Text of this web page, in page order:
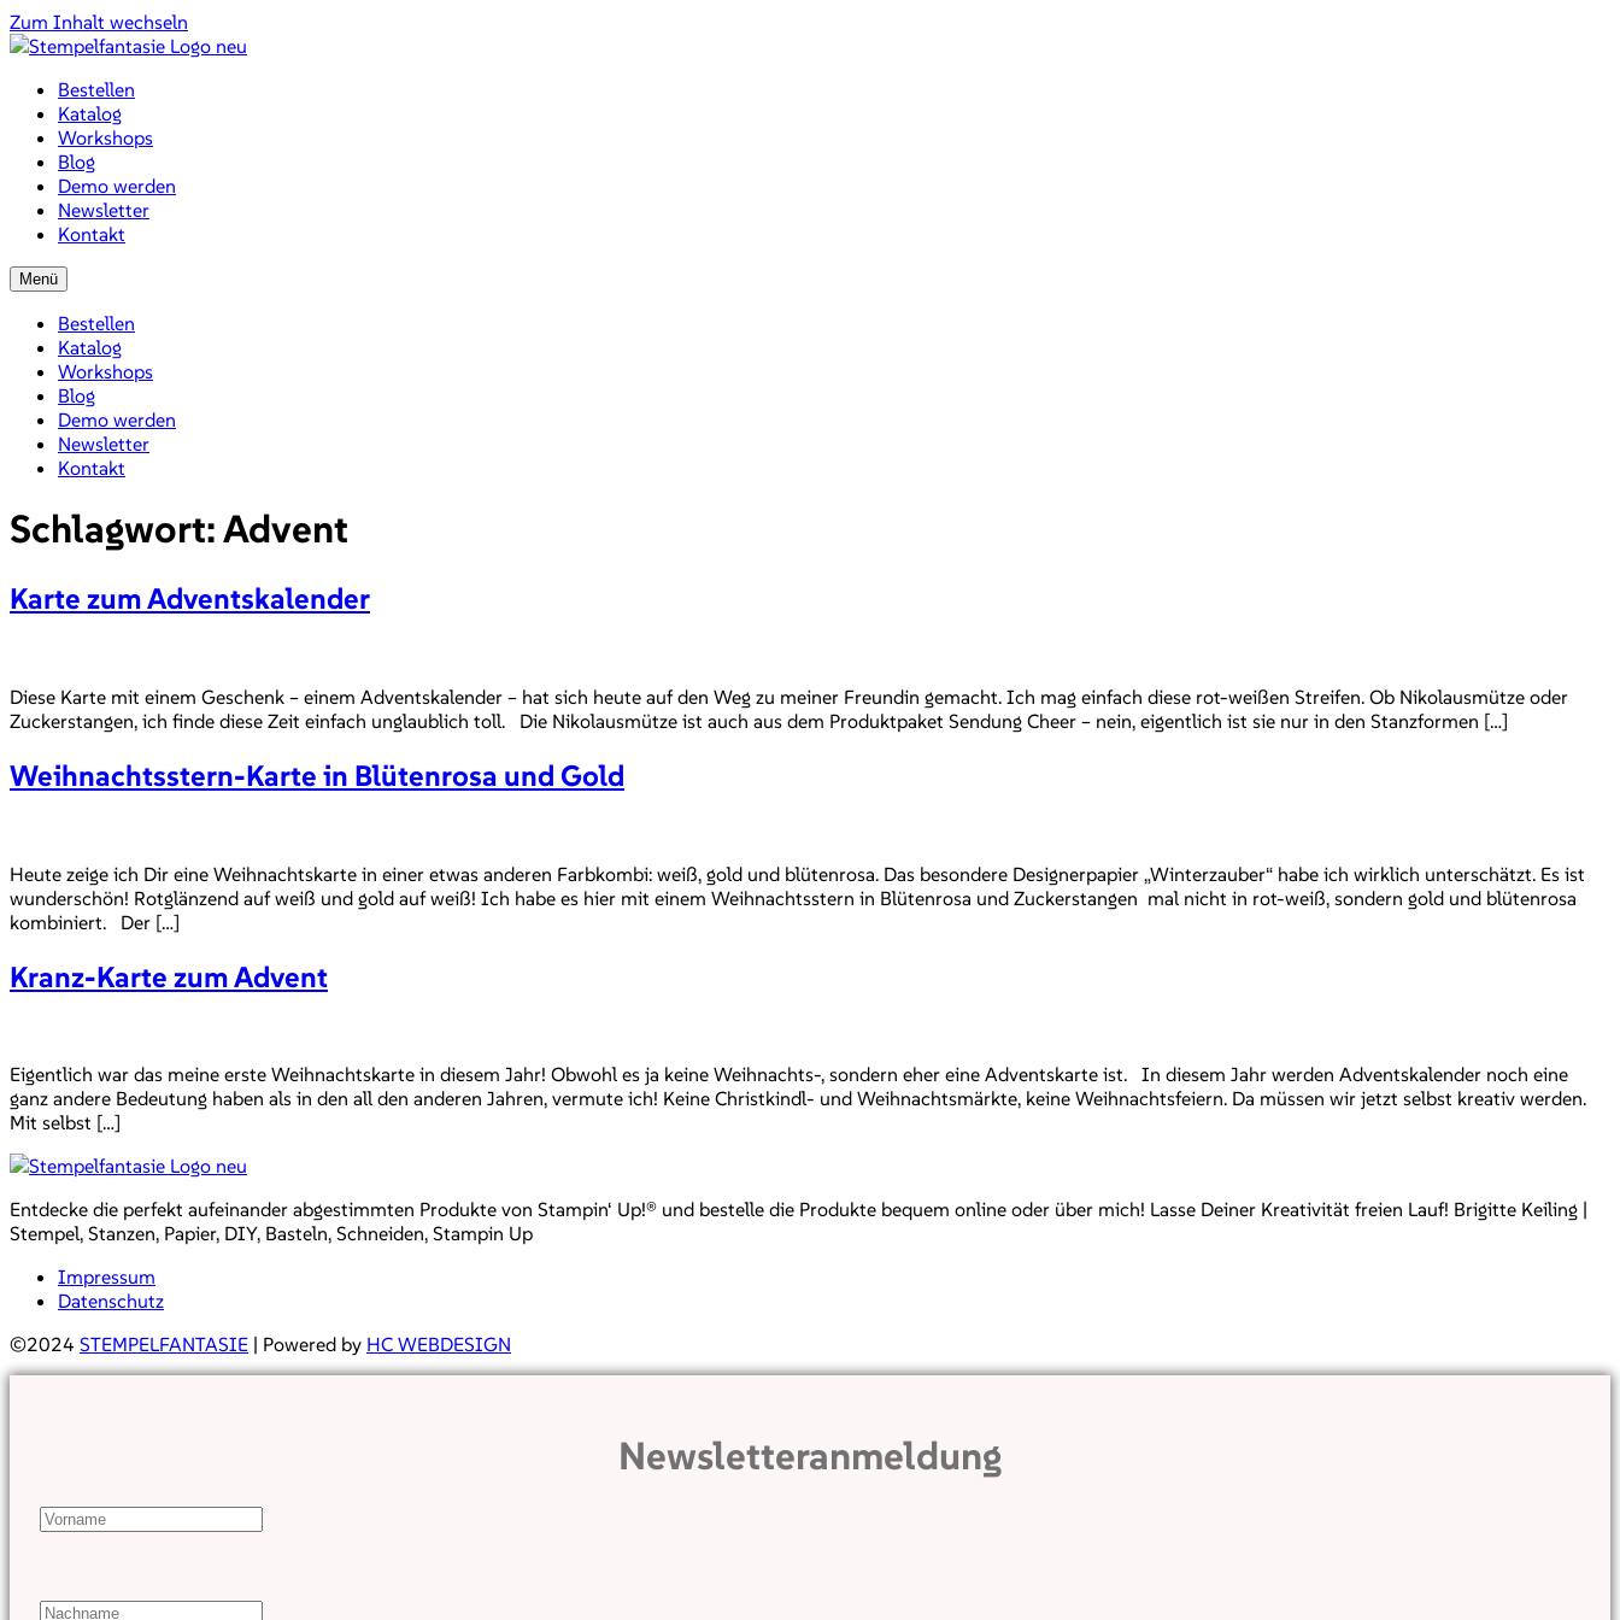
Zum Inhalt wechseln
Bestellen
Katalog
Workshops
Blog
Demo werden
Newsletter
Kontakt
Menü
Bestellen
Katalog
Workshops
Blog
Demo werden
Newsletter
Kontakt
Schlagwort:Advent
Karte zum Adventskalender
Diese Karte mit einem Geschenk – einem Adventskalender – hat sich heute auf den Weg zu meiner Freundin gemacht. Ich mag einfach diese rot-weißen Streifen. Ob Nikolausmütze oder
Zuckerstangen, ich finde diese Zeit einfach unglaublich toll. Die Nikolausmütze ist auch aus dem Produktpaket Sendung Cheer – nein, eigentlich ist sie nur in den Stanzformen […]
Weihnachtsstern-Karte in Blütenrosa und Gold
Heute zeige ich Dir eine Weihnachtskarte in einer etwas anderen Farbkombi: weiß, gold und blütenrosa. Das besondere Designerpapier „Winterzauber“ habe ich wirklich unterschätzt. Es ist
wunderschön! Rotglänzend auf weiß und gold auf weiß! Ich habe es hier mit einem Weihnachtsstern in Blütenrosa und Zuckerstangen mal nicht in rot-weiß, sondern gold und blütenrosa
kombiniert. Der […]
Kranz-Karte zum Advent
Eigentlich war das meine erste Weihnachtskarte in diesem Jahr! Obwohl es ja keine Weihnachts-, sondern eher eine Adventskarte ist. In diesem Jahr werden Adventskalender noch eine
ganz andere Bedeutung haben als in den all den anderen Jahren, vermute ich! Keine Christkindl- und Weihnachtsmärkte, keine Weihnachtsfeiern. Da müssen wir jetzt selbst kreativ werden.
Mit selbst […]
Entdecke die perfekt aufeinander abgestimmten Produkte von Stampin‘ Up!® und bestelle die Produkte bequem online oder über mich! Lasse Deiner Kreativität freien Lauf! Brigitte Keiling |
Stempel, Stanzen, Papier, DIY, Basteln, Schneiden, Stampin Up
Impressum
Datenschutz
©2024 STEMPELFANTASIE | Powered by HC WEBDESIGN
Newsletteranmeldung